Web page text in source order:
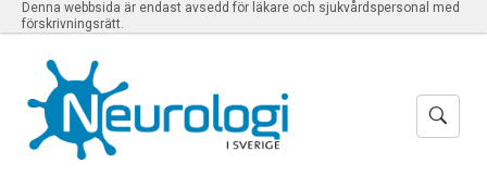
Denna webbsida är endast avsedd för läkare och sjukvårdspersonal med
förskrivningsrätt.